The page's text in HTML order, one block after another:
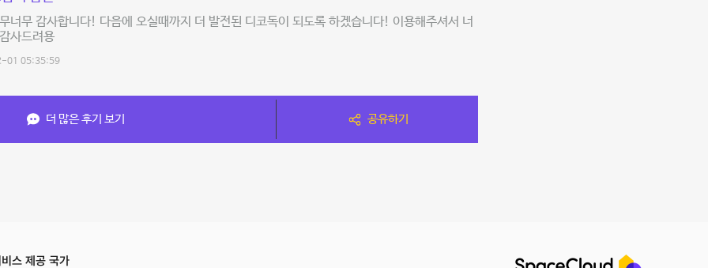
너무 감사합니다! 다음에 오실때까지 더 발전된 디코독이 되도록 하겠습니다! 이용해주셔서 너
사드려용
01 05:35:59
더 많은 후기 보기 공유하기
스 제공 국가